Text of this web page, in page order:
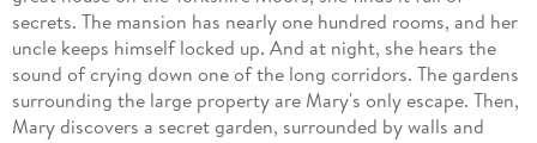
secrets. The mansion has nearly one hundred rooms, and her
uncle keeps himself locked up. And at night, she hears the
sound of crying down one of the long corridors. The gardens
surrounding the large property are Mary's only escape. Then,
Mary discovers a secret garden, surrounded by walls and